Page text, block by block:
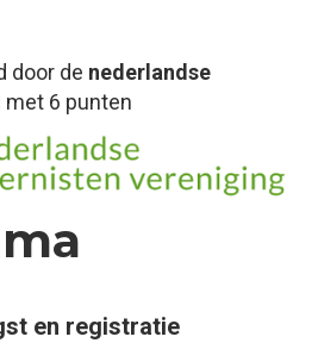
door de nederlandse
met 6 punten
en registratie